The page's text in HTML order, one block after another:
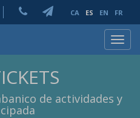
CA ES EN FR
de actividades y